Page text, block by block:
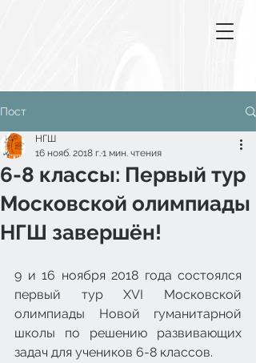
Пост
6-8 классы: Первый тур
Московской олимпиады
НГШ завершён!
НГШ
16 нояб. 2018 г.1 мин. чтения
9 и 16 ноября 2018 года состоялся
первый тур XVI Московской
олимпиады Новой гуманитарной
школы по решению развивающих
задач для учеников 6-8 классов.